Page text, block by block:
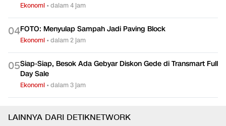
Ekonomi •dalam 4 jam
04FOTO: Menyulap Sampah Jadi Paving Block
Ekonomi •dalam 2 jam
05Siap-Siap, Besok Ada Gebyar Diskon Gede di Transmart Full
Day Sale
Ekonomi •dalam 3 jam
LAINNYA DARI DETIKNETWORK